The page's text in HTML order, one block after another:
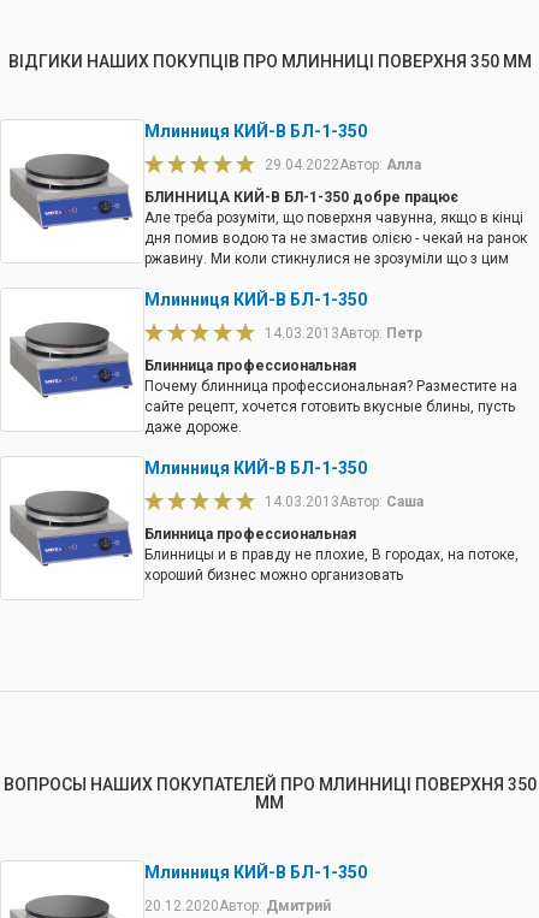
ВІДГИКИ НАШИХ ПОКУПЦІВ ПРО МЛИННИЦІ ПОВЕРХНЯ 350 ММ
Млинниця КИЙ-В БЛ-1-350
29.04.2022Автор: Алла
БЛИННИЦА КИЙ-В БЛ-1-350 добре працює
Але треба розуміти, що поверхня чавунна, якщо в кінці
дня помив водою та не змастив олією - чекай на ранок
ржавину. Ми коли стикнулися не зрозуміли що з цим
робити, є їржа
Млинниця КИЙ-В БЛ-1-350
14.03.2013Автор: Петр
Блинница профессиональная
Почему блинница профессиональная? Разместите на
сайте рецепт, хочется готовить вкусные блины, пусть
даже дороже.
Млинниця КИЙ-В БЛ-1-350
14.03.2013Автор: Саша
Блинница профессиональная
Блинницы и в правду не плохие, В городах, на потоке,
хороший бизнес можно организовать
ВОПРОСЫ НАШИХ ПОКУПАТЕЛЕЙ ПРО МЛИННИЦІ ПОВЕРХНЯ 350
ММ
Млинниця КИЙ-В БЛ-1-350
20.12.2020Автор: Дмитрий